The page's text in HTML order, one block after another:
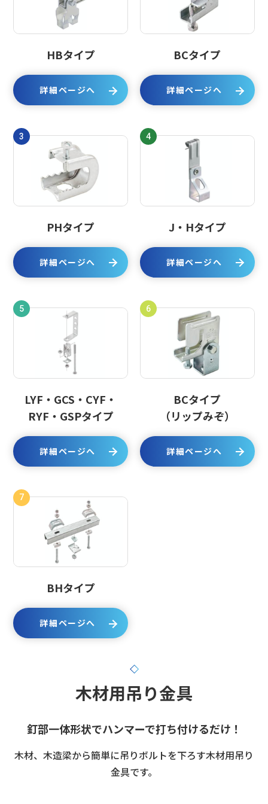
HBタイプ
詳細ページへ
BCタイプ
詳細ページへ
3
PHタイプ
詳細ページへ
4
J・Hタイプ
詳細ページへ
5
LYF・GCS・CYF・
RYF・GSPタイプ
詳細ページへ
6
BCタイプ
（リップみぞ）
詳細ページへ
7
BHタイプ
詳細ページへ
木材用吊り金具
釘部一体形状でハンマーで打ち付けるだけ！
木材、木造梁から簡単に吊りボルトを下ろす木材用吊り
金具です。